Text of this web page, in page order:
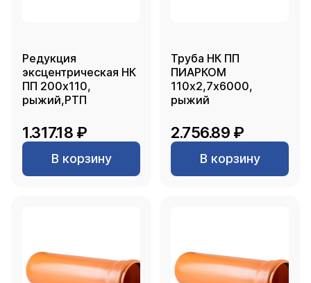
Редукция
эксцентрическая НК
ПП 200х110,
рыжий,РТП
1.317.18 ₽
В корзину
Труба НК ПП
ПИАРКОМ
110х2,7х6000,
рыжий
2.756.89 ₽
В корзину